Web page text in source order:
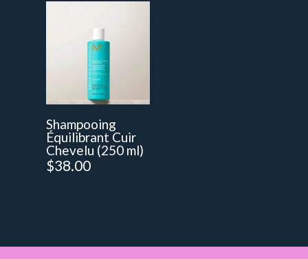
Shampooing
Équilibrant Cuir
Chevelu (250 ml)
$38.00